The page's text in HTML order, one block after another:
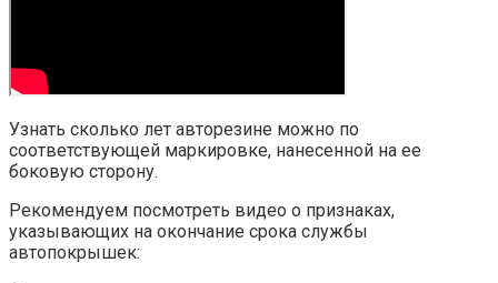
Узнать сколько лет авторезине можно по
соответствующей маркировке, нанесенной на ее
боковую сторону.
Рекомендуем посмотреть видео о признаках,
указывающих на окончание срока службы
автопокрышек: